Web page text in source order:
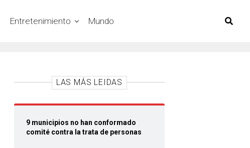
Entretenimiento Mundo
LAS MÁS LEIDAS
9 municipios no han conformado
comité contra la trata de personas